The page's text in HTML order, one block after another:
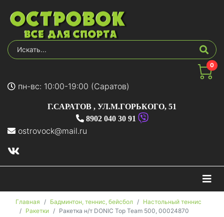
0
пн-вс: 10:00-19:00 (Саратов)
Г.САРАТОВ , УЛ.М.ГОРЬКОГО, 51
8902 040 30 91
ostrovock@mail.ru
Главная Бадминтон, теннис, бейсбол
Настольный теннис
Ракетки
Ракетка н/т DONIC Top Team 500, 00024870